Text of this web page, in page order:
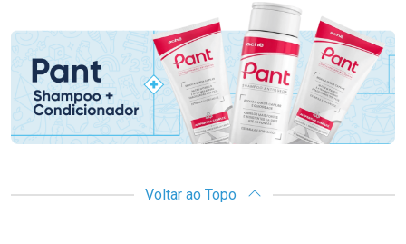
Promoção em Destaque
Voltar ao Topo